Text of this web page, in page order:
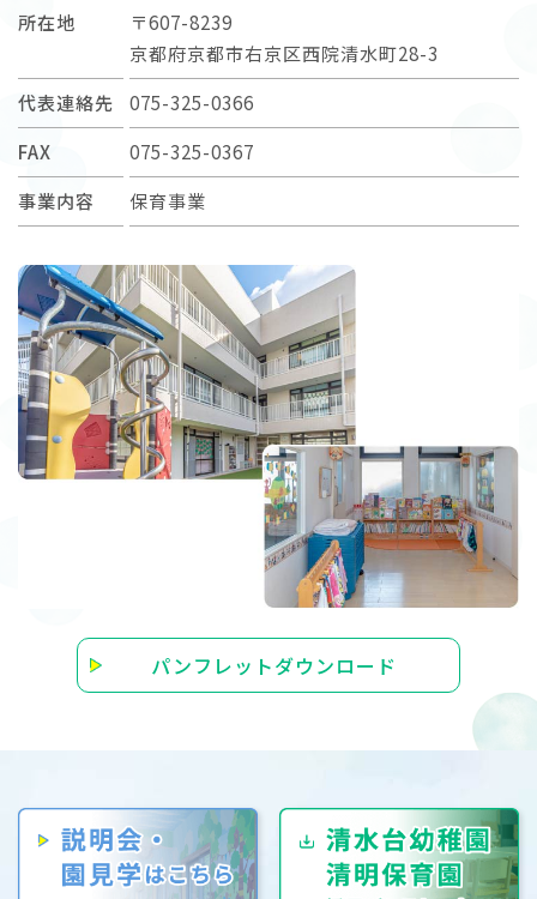
所在地
〒607-8239
京都府京都市右京区西院清水町28-3
代表連絡先
075-325-0366
FAX
075-325-0367
事業内容
保育事業
パンフレットダウンロード